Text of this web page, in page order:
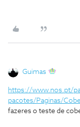
Guimas
https://www.nos.pt/
pacotes/Paginas/
fazeres o teste de